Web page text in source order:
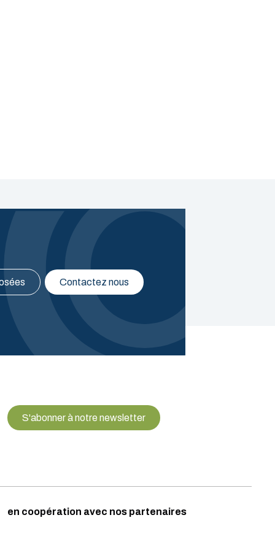
Contactez nous
S'abonner à notre newsletter
en coopération avec nos partenaires